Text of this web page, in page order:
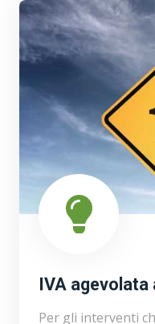
IVA agevolata
Per gli interventi